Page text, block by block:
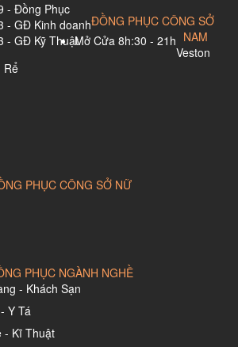
- Đồng Phục
- GĐ Kinh doanh
- GĐ Kỹ ThuậtMở Cửa 8h:30 - 21h
ĐỒNG PHỤC CÔNG SỞ
NAM
Veston
Rể
PHỤC CÔNG SỞ NỮ
PHỤC NGÀNH NGHỀ
- Khách Sạn
Y Tá
- Kĩ Thuật